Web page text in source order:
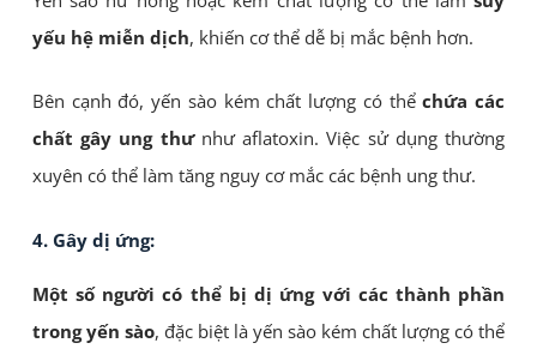
yếu hệ miễn dịch, khiến cơ thể dễ bị mắc bệnh hơn.
Bên cạnh đó, yến sào kém chất lượng có thểchứa các
chất gây ung thưnhư aflatoxin. Việc sử dụng thường
xuyên có thể làm tăng nguy cơ mắc các bệnh ung thư.
4. Gây dị ứng:
Một số người có thể bị dị ứng với các thành phần
trong yến sào, đặc biệt là yến sào kém chất lượng có thể